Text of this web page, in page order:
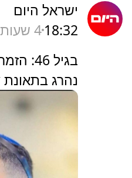
ישראל היום
18:324 שעות
בגיל
נהרג בתאונת